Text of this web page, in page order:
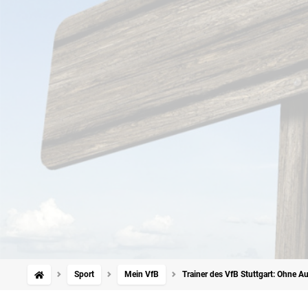
Sport Mein VfB Trainer des VfB Stuttgart: Ohne